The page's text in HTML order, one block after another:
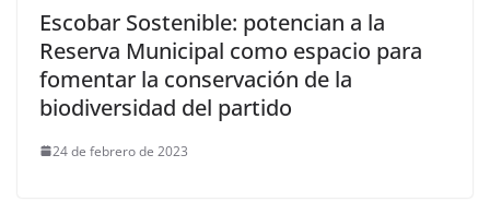
Escobar Sostenible: potencian a la
Reserva Municipal como espacio para
fomentar la conservación de la
biodiversidad del partido
24 de febrero de 2023